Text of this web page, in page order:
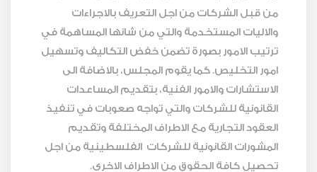
من قبل الشركات من اجل التعريف بالاجراءات
والاليات المستخدمة والتي من شانها المساهمة في
ترتيب الامور بصورة تضمن خفض التكاليف وتسهيل
امور التخليص. كما يقوم المجلس، بالاضافة الى
الاستشارات والامور الفنية، بتقديم المساعدات
القانونية للشركات والتي تواجه صعوبات في تنفيذ
العقود التجارية مع الاطراف المختلفة وتقديم
المشورات القانونية للشركات الفلسطينية من اجل
تحصيل كافة الحقوق من الاطراف الاخرى.